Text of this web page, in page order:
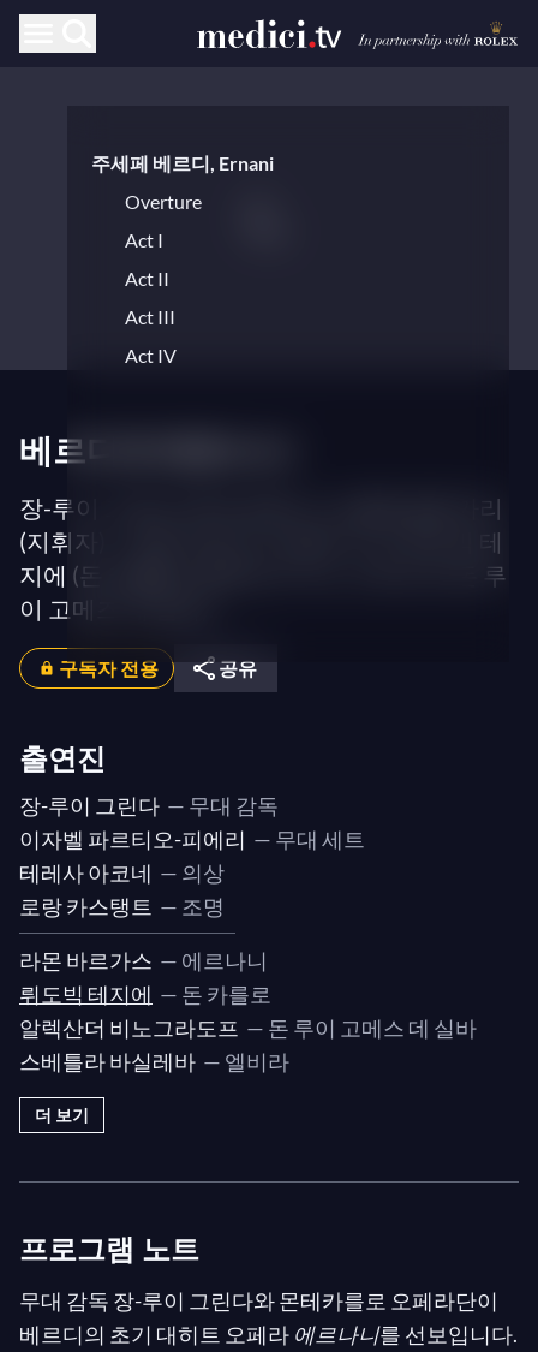
주세페 베르디, Ernani
Overture
Act I
Act II
Act III
Act IV
베르디의 에르나니
장-루이 그린다 (무대 감독), 다니엘레 칼레가리
(지휘자) – 라몬 바르가스 (에르나니), 루도빅 테
지에 (돈 카를로), 알렉산더 비노그라도프 (돈 루
이 고메즈 데 실바)...
구독자 전용 공유
출연진
장-루이 그린다 — 무대 감독
이자벨 파르티오-피에리 — 무대 세트
테레사 아코네 — 의상
로랑 카스탱트 — 조명
라몬 바르가스 — 에르나니
뤼도빅 테지에 — 돈 카를로
알렉산더 비노그라도프 — 돈 루이 고메스 데 실바
스베틀라 바실레바 — 엘비라
더 보기
프로그램 노트
무대 감독 장-루이 그린다와 몬테카를로 오페라단이
베르디의 초기 대히트 오페라 에르나니를 선보입니다.